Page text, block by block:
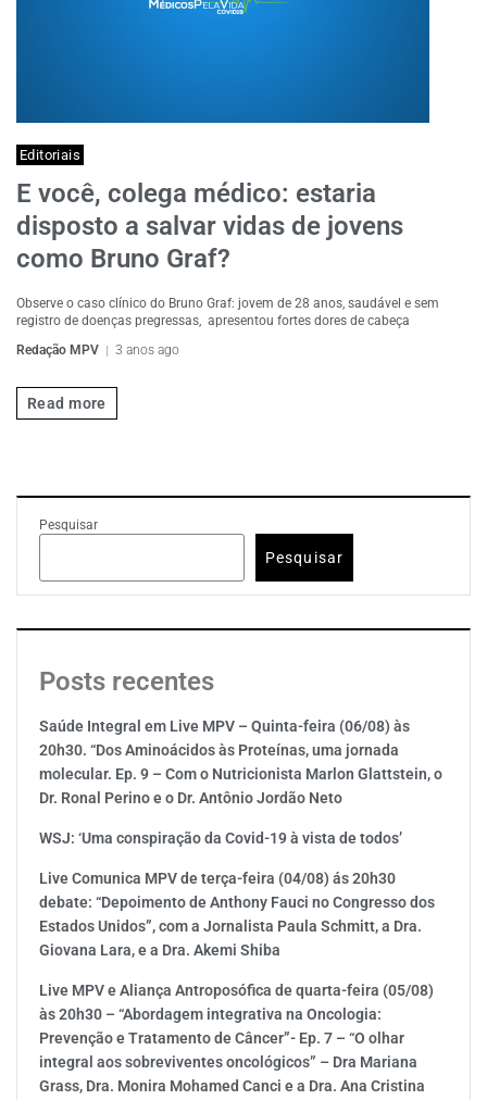
Editoriais
E você, colega médico: estaria
disposto a salvar vidas de jovens
como Bruno Graf?
Observe o caso clínico do Bruno Graf: jovem de 28 anos, saudável e sem
registro de doenças pregressas, apresentou fortes dores de cabeça
Redação MPV
3 anos ago
Read more
Pesquisar
Pesquisar
Posts recentes
Saúde Integral em Live MPV – Quinta-feira (06/08) às
20h30. “Dos Aminoácidos às Proteínas, uma jornada
molecular. Ep. 9 – Com o Nutricionista Marlon Glattstein, o
Dr. Ronal Perino e o Dr. Antônio Jordão Neto
WSJ: ‘Uma conspiração da Covid-19 à vista de todos’
Live Comunica MPV de terça-feira (04/08) ás 20h30
debate: “Depoimento de Anthony Fauci no Congresso dos
Estados Unidos”, com a Jornalista Paula Schmitt, a Dra.
Giovana Lara, e a Dra. Akemi Shiba
Live MPV e Aliança Antroposófica de quarta-feira (05/08)
às 20h30 – “Abordagem integrativa na Oncologia:
Prevenção e Tratamento de Câncer”- Ep. 7 – “O olhar
integral aos sobreviventes oncológicos” – Dra Mariana
Grass, Dra. Monira Mohamed Canci e a Dra. Ana Cristina